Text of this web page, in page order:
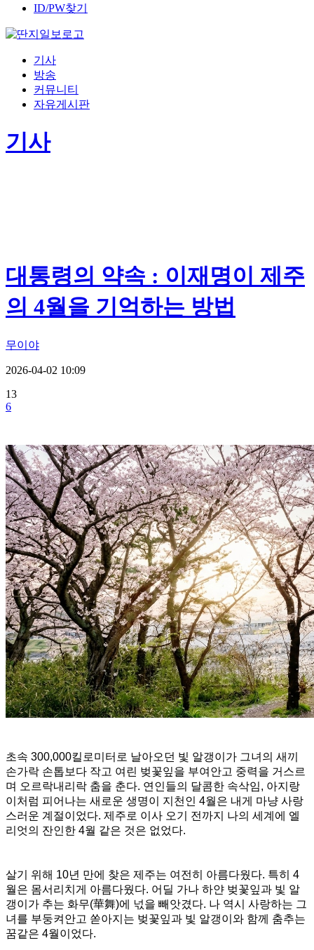
ID/PW찾기
기사
방송
커뮤니티
자유게시판
기사
대통령의 약속 : 이재명이 제주
의 4월을 기억하는 방법
무이야
2026-04-02 10:09
13
6
초속 300,000킬로미터로 날아오던 빛 알갱이가 그녀의 새끼
손가락 손톱보다 작고 여린 벚꽃잎을 부여안고 중력을 거스르
며 오르락내리락 춤을 춘다. 연인들의 달콤한 속삭임, 아지랑
이처럼 피어나는 새로운 생명이 지천인 4월은 내게 마냥 사랑
스러운 계절이었다. 제주로 이사 오기 전까지 나의 세계에 엘
리엇의 잔인한 4월 같은 것은 없었다.
살기 위해 10년 만에 찾은 제주는 여전히 아름다웠다. 특히 4
월은 몸서리치게 아름다웠다. 어딜 가나 하얀 벚꽃잎과 빛 알
갱이가 추는 화무(華舞)에 넋을 빼앗겼다. 나 역시 사랑하는 그
녀를 부둥켜안고 쏟아지는 벚꽃잎과 빛 알갱이와 함께 춤추는
꿈같은 4월이었다.